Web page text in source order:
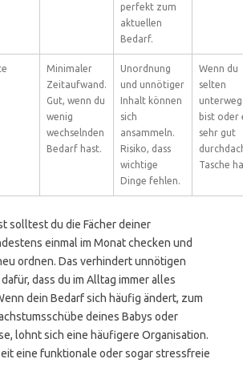
perfekt zum
aktuellen
Bedarf.
Minimaler
Zeitaufwand.
Gut, wenn du
wenig
wechselnden
Bedarf hast.
Unordnung
und unnötiger
Inhalt können
sich
ansammeln.
Risiko, dass
wichtige
Dinge fehlen.
Wenn du
selten
bist oder
sehr gut
Tasche
solltest du die Fächer deiner
einmal im Monat checken und
ordnen. Das verhindert unnötigen
dass du im Alltag immer alles
dein Bedarf sich häufig ändert, zum
deines Babys oder
lohnt sich eine häufigere Organisation.
eine funktionale oder sogar stressfreie